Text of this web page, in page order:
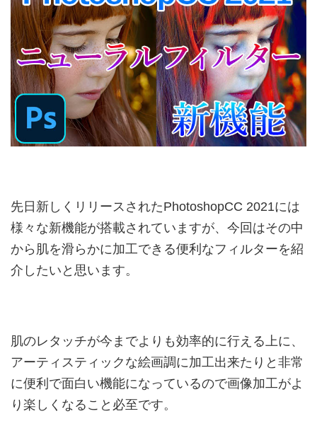
先日新しくリリースされたPhotoshopCC 2021には
様々な新機能が搭載されていますが、今回はその中
から肌を滑らかに加工できる便利なフィルターを紹
介したいと思います。
肌のレタッチが今までよりも効率的に行える上に、
アーティスティックな絵画調に加工出来たりと非常
に便利で面白い機能になっているので画像加工がよ
り楽しくなること必至です。